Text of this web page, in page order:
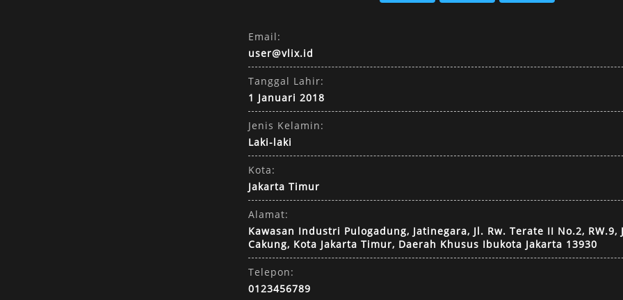
Email:
user@vlix.id
Tanggal Lahir:
1 Januari 2018
Jenis Kelamin:
Laki-laki
Kota:
Jakarta Timur
Alamat:
Kawasan Industri Pulogadung, Jatinegara, Jl. Rw. Terate II No.2, RW.9,
Cakung, Kota Jakarta Timur, Daerah Khusus Ibukota Jakarta 13930
Telepon:
0123456789